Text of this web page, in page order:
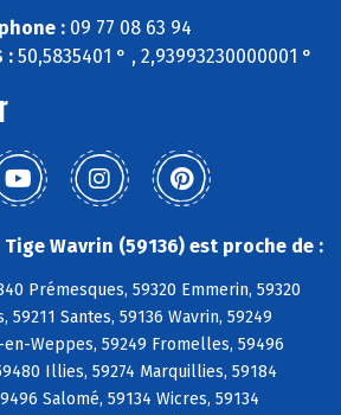
: 09 77 08 63 94
:50,5835401 ° , 2,93993230000001 °
Wavrin (59136) est proche de :
Prémesques, 59320 Emmerin, 59320
59211 Santes, 59136 Wavrin, 59249
Weppes, 59249 Fromelles, 59496
Illies, 59274 Marquillies, 59184
Salomé, 59134 Wicres, 59134